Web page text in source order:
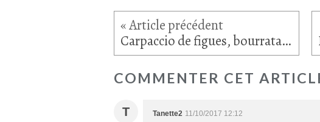
Carpaccio de figues, bourrata et tomates séchées
COMMENTER CET
T Tanette2 11/10/2017 12:12